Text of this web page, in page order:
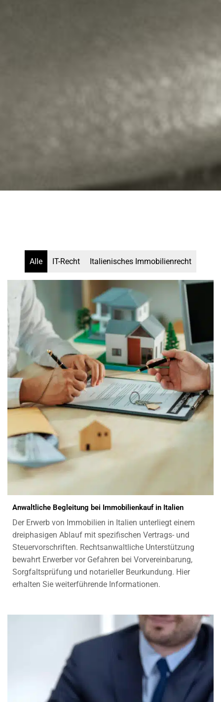
Alle IT-Recht Italienisches Immobilienrecht
Anwaltliche Begleitung bei Immobilienkauf in Italien
Der Erwerb von Immobilien in Italien unterliegt einem
dreiphasigen Ablauf mit spezifischen Vertrags- und
Steuervorschriften. Rechtsanwaltliche Unterstützung
bewahrt Erwerber vor Gefahren bei Vorvereinbarung,
Sorgfaltsprüfung und notarieller Beurkundung. Hier
erhalten Sie weiterführende Informationen.